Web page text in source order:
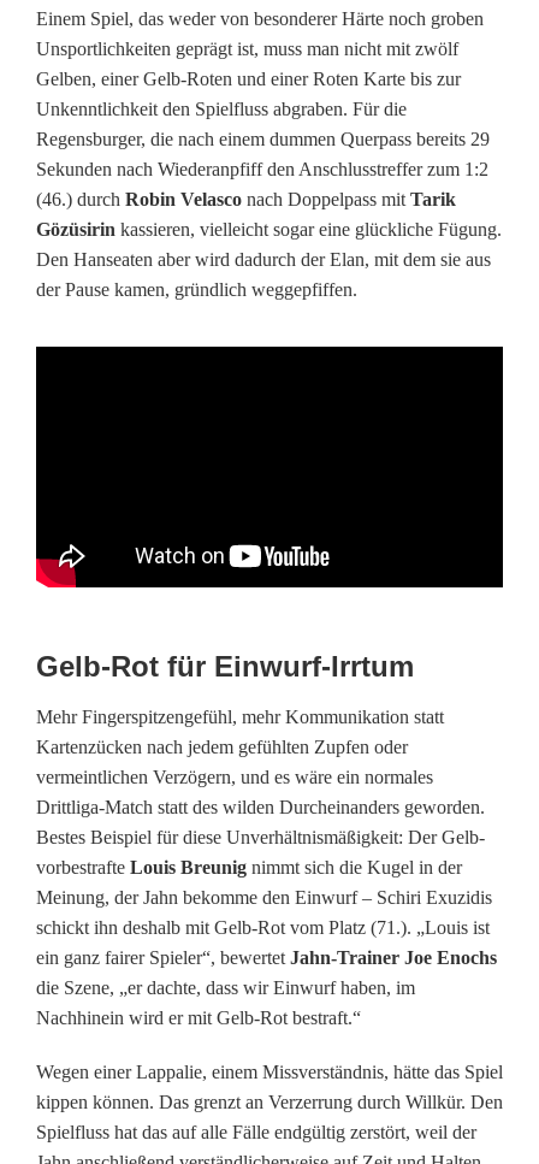
i
n
d
e
r
D
n
L
a
:
S
p
i
t
z
n
r
Einem Spiel, das weder von besonderer Härte noch groben
Unsportlichkeiten geprägt ist, muss man nicht mit zwölf
Gelben, einer Gelb-Roten und einer Roten Karte bis zur
Unkenntlichkeit den Spielfluss abgraben. Für die
Regensburger, die nach einem dummen Querpass bereits 29
Sekunden nach Wiederanpfiff den Anschlusstreffer zum 1:2
(46.) durch Robin Velasco nach Doppelpass mit Tarik
Gözüsirin kassieren, vielleicht sogar eine glückliche Fügung.
Den Hanseaten aber wird dadurch der Elan, mit dem sie aus
der Pause kamen, gründlich weggepfiffen.
Gelb-Rot für Einwurf-Irrtum
Mehr Fingerspitzengefühl, mehr Kommunikation statt
Kartenzücken nach jedem gefühlten Zupfen oder
vermeintlichen Verzögern, und es wäre ein normales
Drittliga-Match statt des wilden Durcheinanders geworden.
Bestes Beispiel für diese Unverhältnismäßigkeit: Der Gelb-
vorbestrafte Louis Breunig nimmt sich die Kugel in der
Meinung, der Jahn bekomme den Einwurf – Schiri Exuzidis
schickt ihn deshalb mit Gelb-Rot vom Platz (71.). „Louis ist
ein ganz fairer Spieler“, bewertet Jahn-Trainer Joe Enochs
die Szene, „er dachte, dass wir Einwurf haben, im
Nachhinein wird er mit Gelb-Rot bestraft.“
Wegen einer Lappalie, einem Missverständnis, hätte das Spiel
kippen können. Das grenzt an Verzerrung durch Willkür. Den
Spielfluss hat das auf alle Fälle endgültig zerstört, weil der